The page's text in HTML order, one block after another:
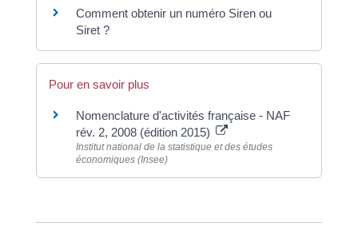
Comment obtenir un numéro Siren ou
Siret ?
Pour en savoir plus
Nomenclature d'activités française - NAF
rév. 2, 2008 (édition 2015)
Institut national de la statistique et des études
économiques (Insee)